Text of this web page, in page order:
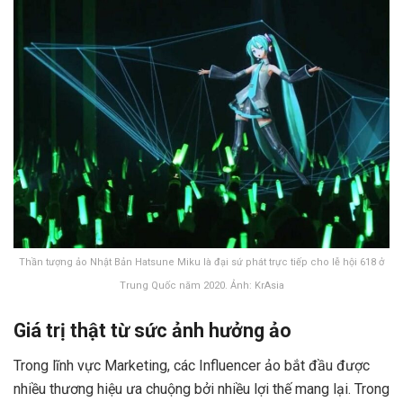
Thần tượng ảo Nhật Bản Hatsune Miku là đại sứ phát trực tiếp cho lễ hội 618 ở
Trung Quốc năm 2020. Ảnh: KrAsia
Giá trị thật từ sức ảnh hưởng ảo
Trong lĩnh vực Marketing, các Influencer ảo bắt đầu được
nhiều thương hiệu ưa chuộng bởi nhiều lợi thế mang lại. Trong